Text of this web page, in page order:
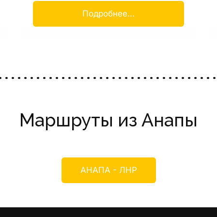
Подробнее...
Маршруты из Анапы
АНАПА - ЛНР